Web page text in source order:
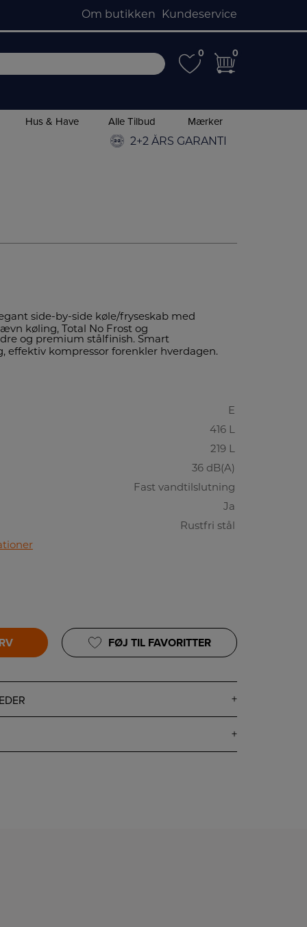
Om butikken Kundeservice
0
0 0
0
Hus & Have Alle Tilbud Mærker
2+2 ÅRS GARANTI
side-by-side køle/fryseskab med
køling, Total No Frost og
og premium stålfinish. Smart
effektiv kompressor forenkler hverdagen.
E
416 L
219 L
36 dB(A)
Fast vandtilslutning
Ja
Rustfri stål
FØJ TIL FAVORITTER